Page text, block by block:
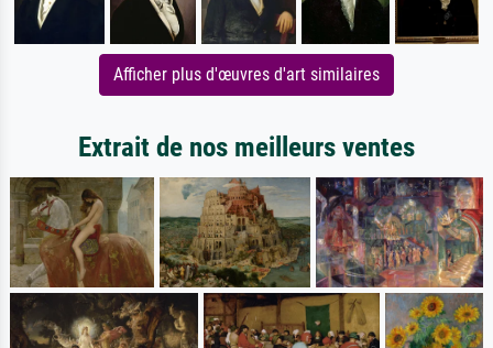
Afficher plus d'œuvres d'art similaires
Extrait de nos meilleurs ventes